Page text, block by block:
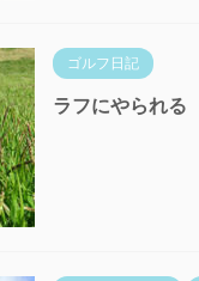
ゴルフ日記
ラフにやられる